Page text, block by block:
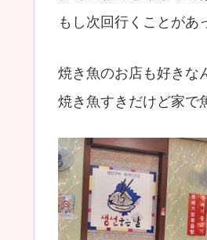
もし次回行くことがあ
焼き魚のお店も好きな
焼き魚すきだけど家で